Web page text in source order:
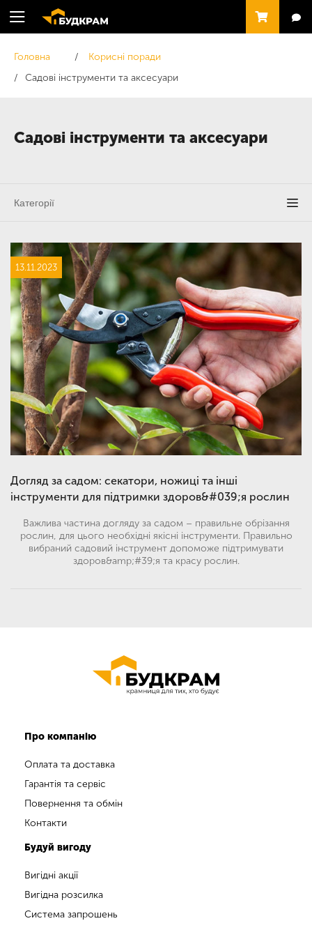
Головна
Корисні поради
Садові інструменти та аксесуари
Садові інструменти та аксесуари
Категорії
Корисні поради
Шліфування та обробка поверхонь
Обробка деревини та столярні роботи
Свердління та ударні інструменти
Догляд за садом та городом
Прибирання та підтримання чистоти
Садові інструменти та аксесуари
Садові інструменти та техніка
13.11.2023
Догляд за садом: секатори, ножиці та інші
інструменти для підтримки здоров&#039;я рослин
Важлива частина догляду за садом – правильне обрізання
рослин, для цього необхідні якісні інструменти. Правильно
вибраний садовий інструмент допоможе підтримувати
здоров&amp;#39;я та красу рослин.
Про компанію
Оплата та доставка
Гарантія та сервіс
Повернення та обмін
Контакти
Будуй вигоду
Вигідні акції
Вигідна розсилка
Система запрошень